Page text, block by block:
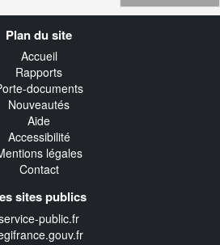
Plan du site
Accueil
Rapports
documents
Nouveautés
Aide
Accessibilité
légales
Contact
sites publics
public.fr